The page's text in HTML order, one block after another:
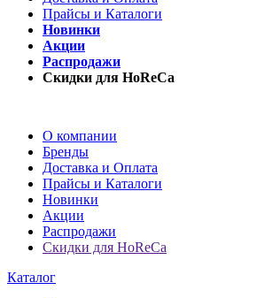
Прайсы и Каталоги
Новинки
Акции
Распродажи
Скидки для HoReCa
О компании
Бренды
Доставка и Оплата
Прайсы и Каталоги
Новинки
Акции
Распродажи
Скидки для HoReCa
Каталог